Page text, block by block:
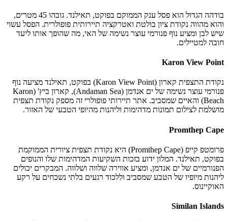
בודהה הגדול הוא פסל ענק הממוקם בפוקט, תאילנד. גובהו 45 מטרים,
והוא מהווה נקודת ציון בולטת ואטרקציה תיירותית פופולרית. הפסל עשוי
שיש לבן ומציע נוף פנורמי עוצר נשימה של האי, מה שהופך אותו ליעד
חובה למטיילים.
Karon View Point
נקודת התצפית קארון (Karon View Point) בפוקט, תאילנד מציעה נוף
פנורמי עוצר נשימה של ים אנדמן (Andaman Sea), קארון ביץ' (Karon
Beach) והאיים שמסביב. אתר תיירותי פופולרי זה מספק נקודת תצפית
מושלמת לצילום תמונות מדהימות וליהנות מהיופי הטבעי של האזור.
Promthep Cape
פרומטפ קייפ (Promthep Cape) היא נקודת תצפית ציורית הממוקמת
בפוקט, תאילנד. המלון ידוע בזכות השקיעות המדהימות שלו והנופים
הפנורמיים של ים אנדמן, ומציע אווירה שלווה ושלווה. המבקרים יכולים
ליהנות מיופיו של הטבע שמסביב וללכוד רגעים בלתי נשכחים על רקע
האוקיינוס.
Similan Islands